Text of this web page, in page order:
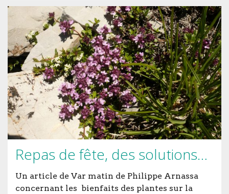
Repas de fête, des solutions…
Un article de Var matin de Philippe Arnassa
concernant les bienfaits des plantes sur la